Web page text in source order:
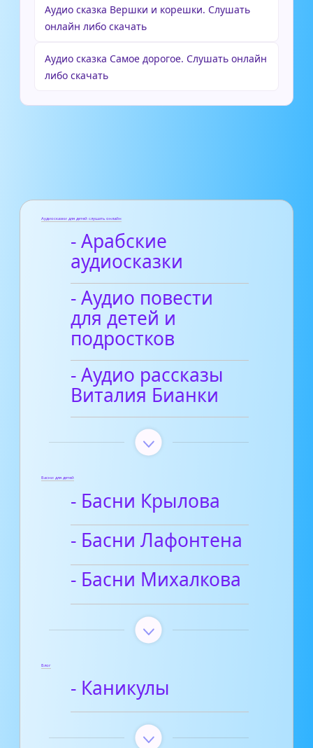
Аудио сказка Вершки и корешки. Слушать
онлайн либо скачать
Аудио сказка Самое дорогое. Слушать онлайн
либо скачать
Аудиосказки для детей слушать онлайн
- Арабские
аудиосказки
- Аудио повести
для детей и
подростков
- Аудио рассказы
Виталия Бианки
Басни для детей
- Басни Крылова
- Басни Лафонтена
- Басни Михалкова
Блог
- Каникулы